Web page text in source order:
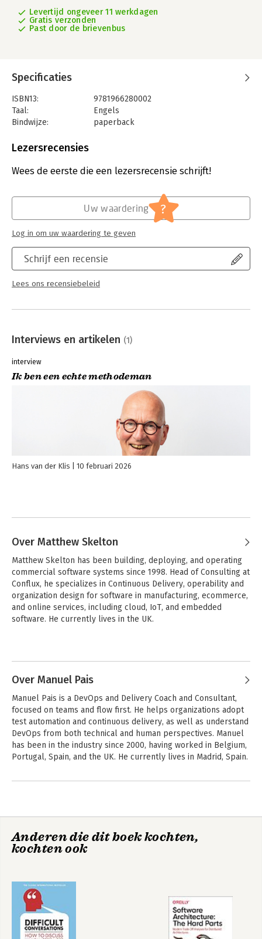
Levertijd ongeveer 11 werkdagen
Gratis verzonden
Past door de brievenbus
Specificaties
ISBN13:
9781966280002
Taal:
Engels
Bindwijze:
paperback
Druk:
Lezersrecensies
Wees de eerste die een lezersrecensie schrijft!
Schrijf een recensie
Lees ons recensiebeleid
Uw waardering ?
Log in om uw waardering te geven
Interviews en artikelen (1)
interview
Ik ben een echte methodeman
Hans van der Klis 10 februari 2026
Over Matthew Skelton
Matthew Skelton has been building, deploying, and operating
commercial software systems since 1998. Head of Consulting at
Conflux, he specializes in Continuous Delivery, operability and
organization design for software in manufacturing, ecommerce,
and online services, including cloud, IoT, and embedded
software. He currently lives in the UK.
Skelton
Team Topologies,
Remote Team
Workbook
Bekijk alle boeken
Over Manuel Pais
Manuel Pais is a DevOps and Delivery Coach and Consultant,
focused on teams and flow first. He helps organizations adopt
test automation and continuous delivery, as well as understand
DevOps from both technical and human perspectives. Manuel
has been in the industry since 2000, having worked in Belgium,
Portugal, Spain, and the UK. He currently lives in Madrid, Spain.
Anderen die dit boek kochten,
kochten ook